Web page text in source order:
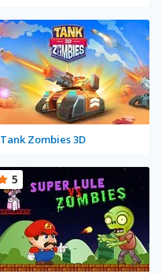
Tank Zombies 3D
5